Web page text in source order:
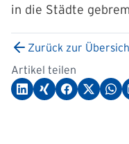
in die Städte
Zurück zur
Artikel teilen